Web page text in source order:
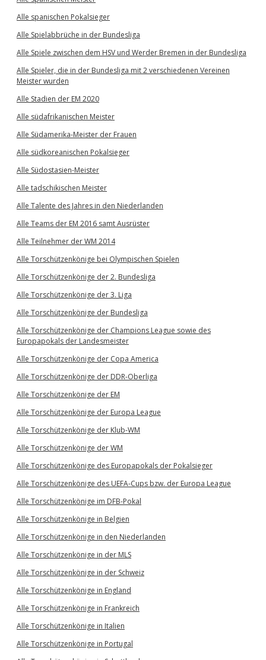
Alle spanischen Pokalsieger
Alle Spielabbrüche in der Bundesliga
Alle Spiele zwischen dem HSV und Werder Bremen in der Bundesliga
Alle Spieler, die in der Bundesliga mit 2 verschiedenen Vereinen
Meister wurden
Alle Stadien der EM 2020
Alle südafrikanischen Meister
Alle Südamerika-Meister der Frauen
Alle südkoreanischen Pokalsieger
Alle Südostasien-Meister
Alle tadschikischen Meister
Alle Talente des Jahres in den Niederlanden
Alle Teams der EM 2016 samt Ausrüster
Alle Teilnehmer der WM 2014
Alle Torschützenkönige bei Olympischen Spielen
Alle Torschützenkönige der 2. Bundesliga
Alle Torschützenkönige der 3. Liga
Alle Torschützenkönige der Bundesliga
Alle Torschützenkönige der Champions League sowie des
Europapokals der Landesmeister
Alle Torschützenkönige der Copa America
Alle Torschützenkönige der DDR-Oberliga
Alle Torschützenkönige der EM
Alle Torschützenkönige der Europa League
Alle Torschützenkönige der Klub-WM
Alle Torschützenkönige der WM
Alle Torschützenkönige des Europapokals der Pokalsieger
Alle Torschützenkönige des UEFA-Cups bzw. der Europa League
Alle Torschützenkönige im DFB-Pokal
Alle Torschützenkönige in Belgien
Alle Torschützenkönige in den Niederlanden
Alle Torschützenkönige in der MLS
Alle Torschützenkönige in der Schweiz
Alle Torschützenkönige in England
Alle Torschützenkönige in Frankreich
Alle Torschützenkönige in Italien
Alle Torschützenkönige in Portugal